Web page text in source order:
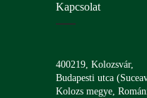
Kapcsolat
400219, Kolozsvár,
Budapesti utca
Kolozs megye,